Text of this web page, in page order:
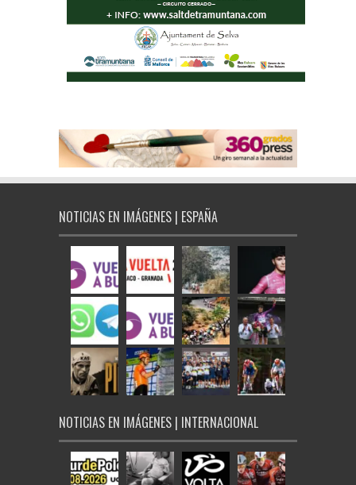
NOTICIAS EN IMÁGENES | ESPAÑA
NOTICIAS EN IMÁGENES | INTERNACIONAL